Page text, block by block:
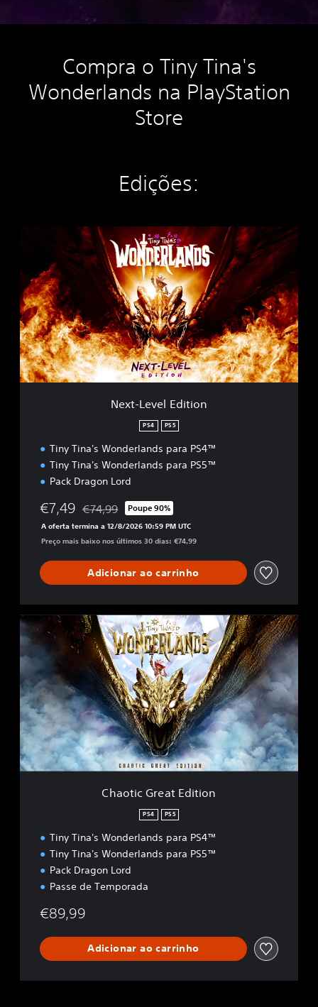
Compra o Tiny Tina's
Wonderlands na PlayStation
Store
Edições:
t
L
e
v
e
l
E
d
Next-Level Edition
PS4 PS5
Tiny Tina's Wonderlands para PS4™
Tiny Tina's Wonderlands para PS5™
Pack Dragon Lord
€7,49 Com desconto em relação ao preço original de
€74,99 Poupe 90%
A oferta termina a 12/8/2026 10:59 PM UTC
Preço mais baixo nos últimos 30 dias: €74,99
Adicionar ao carrinho
C
h
t
i
c
G
r
e
a
t
Chaotic Great Edition
PS4 PS5
Tiny Tina's Wonderlands para PS4™
Tiny Tina's Wonderlands para PS5™
Pack Dragon Lord
Passe de Temporada
€89,99
Adicionar ao carrinho